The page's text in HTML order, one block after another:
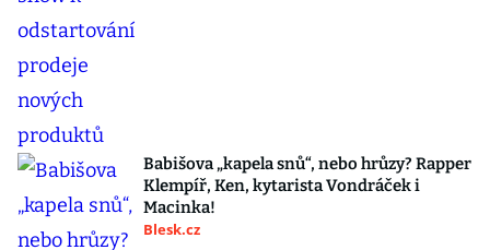
Babišova „kapela snů“, nebo hrůzy? Rapper
Klempíř, Ken, kytarista Vondráček i
Macinka!
Blesk.cz